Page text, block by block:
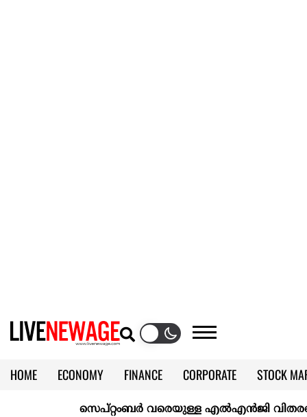
HOME ECONOMY FINANCE CORPORATE
STOCK
KERALA @70
സെപ്റ്റംബർ വരെയുള്ള എൽഎൻജി വിതരണം